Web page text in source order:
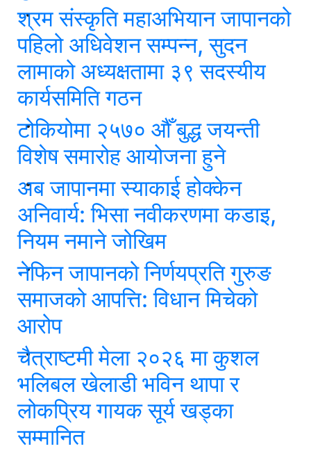
श्रम संस्कृति महाअभियान जापानको
पहिलो अधिवेशन सम्पन्न, सुदन
लामाको अध्यक्षतामा ३९ सदस्यीय
कार्यसमिति गठन
टोकियोमा २५७० औँ बुद्ध जयन्ती
विशेष समारोह आयोजना हुने
अब जापानमा स्याकाई होक्केन
अनिवार्य: भिसा नवीकरणमा कडाइ,
नियम नमाने जोखिम
नेफिन जापानको निर्णयप्रति गुरुङ
समाजको आपत्ति: विधान मिचेको
आरोप
चैत्राष्टमी मेला २०२६ मा कुशल
भलिबल खेलाडी भविन थापा र
लोकप्रिय गायक सूर्य खड्का
सम्मानित